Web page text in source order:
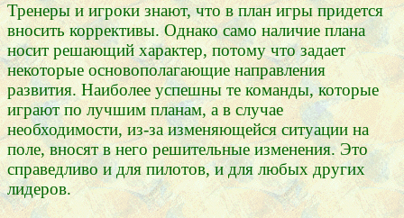
Тренеры и игроки знают, что в план игры придется
вносить коррективы. Однако само наличие плана
носит решающий характер, потому что задает
некоторые основополагающие направления
развития. Наиболее успешны те команды, которые
играют по лучшим планам, а в случае
необходимости, из-за изменяющейся ситуации на
поле, вносят в него решительные изменения. Это
справедливо и для пилотов, и для любых других
лидеров.